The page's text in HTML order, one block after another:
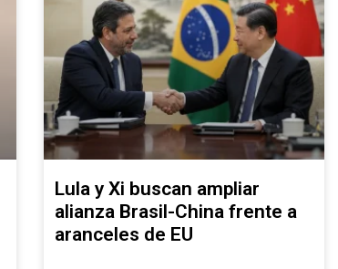
Lula y Xi buscan ampliar
alianza Brasil-China frente a
aranceles de EU